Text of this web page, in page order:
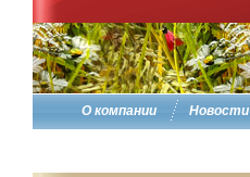
О компании Новости